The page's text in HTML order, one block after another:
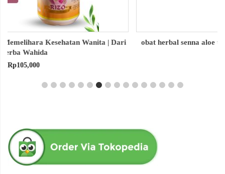
obat herbal senna aloe untuk melancarkan bab produk herba